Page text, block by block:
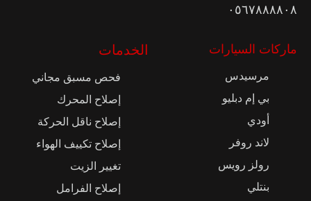
٠٥٦٧٨٨٨٨٠٨
ماركات السيارات
مرسيدس
بي إم دبليو
أودي
لاند روفر
رولز رويس
بنتلي
الخدمات
فحص مسبق مجاني
إصلاح المحرك
إصلاح ناقل الحركة
إصلاح تكييف الهواء
تغيير الزيت
إصلاح الفرامل